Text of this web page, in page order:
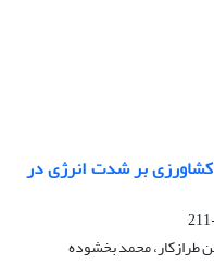
کشاورزی بر شدت انرژی در
طرازکار، محمد بخشوده